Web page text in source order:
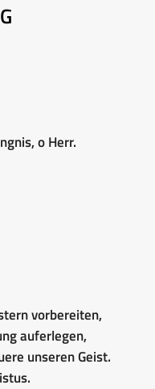
o Herr.
vorbereiten,
auferlegen,
unseren Geist.